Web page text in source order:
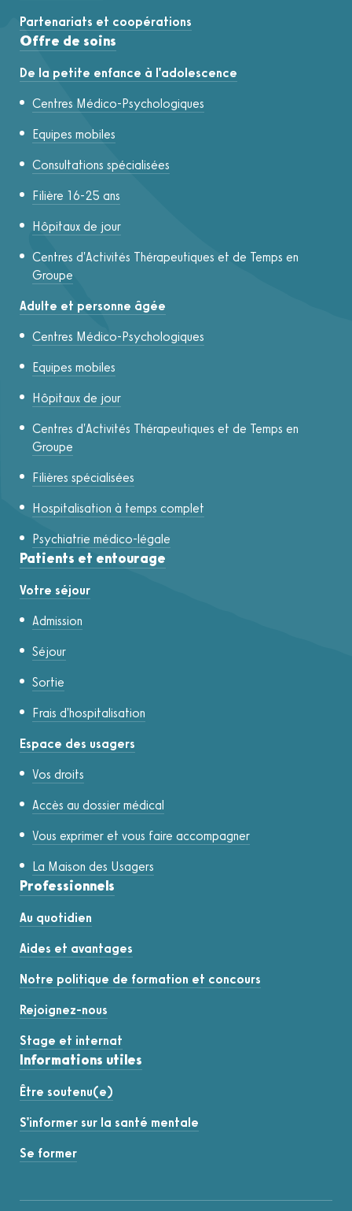
Partenariats et coopérations
Offre de soins
De la petite enfance à l'adolescence
Centres Médico-Psychologiques
Equipes mobiles
Consultations spécialisées
Filière 16-25 ans
Hôpitaux de jour
Centres d'Activités Thérapeutiques et de Temps en
Groupe
Adulte et personne âgée
Centres Médico-Psychologiques
Equipes mobiles
Hôpitaux de jour
Centres d'Activités Thérapeutiques et de Temps en
Groupe
Filières spécialisées
Hospitalisation à temps complet
Psychiatrie médico-légale
Patients et entourage
Votre séjour
Admission
Séjour
Sortie
Frais d'hospitalisation
Espace des usagers
Vos droits
Accès au dossier médical
Vous exprimer et vous faire accompagner
La Maison des Usagers
Professionnels
Au quotidien
Aides et avantages
Notre politique de formation et concours
Rejoignez-nous
Stage et internat
Informations utiles
Être soutenu(e)
S'informer sur la santé mentale
Se former